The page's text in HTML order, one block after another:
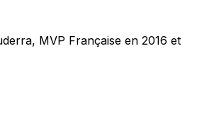
MVP Française en 2016 et